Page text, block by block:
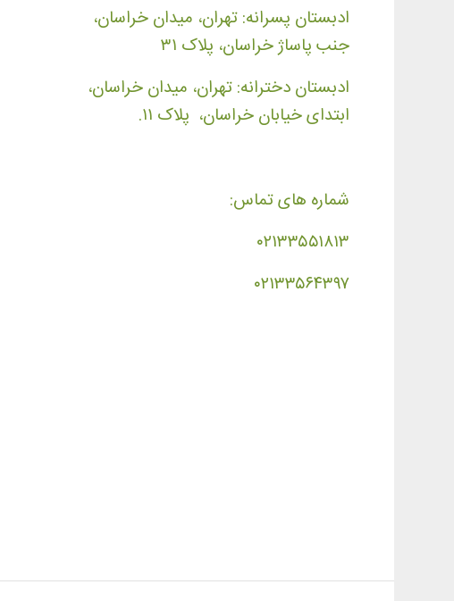
ادبستان پسرانه: تهران، میدان خراسان،
جنب پاساژ خراسان، پلاک ۳۱
ادبستان دخترانه: تهران، میدان خراسان،
ابتدای خیابان خراسان، پلاک ۱۱.
شماره های تماس:
۰۲۱۳۳۵۵۱۸۱۳
۰۲۱۳۳۵۶۴۳۹۷